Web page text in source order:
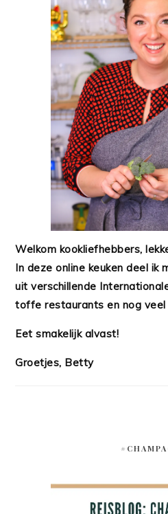
Welkom kookliefhebbers,
In deze online keuken deel ik
uit verschillende
toffe restaurants en nog veel
Eet smakelijk alvast!
Groetjes, Betty